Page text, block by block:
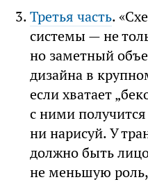
Третья часть.
системы — не
но заметный
дизайна в
если хватает
с ними
ни нарисуй. У
должно быть
не меньшую